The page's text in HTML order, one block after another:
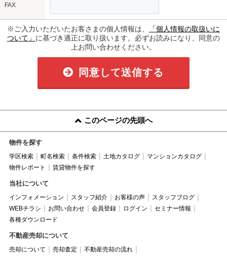
FAX
※ご入力いただいたお客さまの個人情報は、
「個人情報の取扱いに
ついて」 に基づき適正に取り扱います。必ずお読みになり、同意の
上お問い合わせください。
同意して送信する
このページの先頭へ
物件を探す
学区検索 町名検索 条件検索 土地カタログ
マンションカタログ
物件レポート
賃貸物件を探す
当社について
インフォメーション スタッフ紹介 お客様の声
スタッフブログ
WEBチラシ
お問い合わせ 会員登録 ログイン
セミナー情報
各種ダウンロード
不動産売却について
売却について 売却査定
不動産売却の流れ